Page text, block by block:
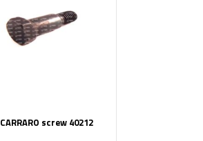
CARRARO screw 40212